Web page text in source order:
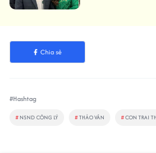
Chia sẻ
#Hashtag
# NSND CÔNG LÝ #THẢO VÂN #CON TRAI